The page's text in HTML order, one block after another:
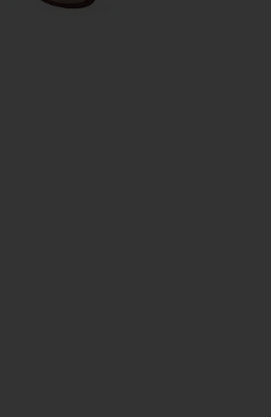
ОЧКИ